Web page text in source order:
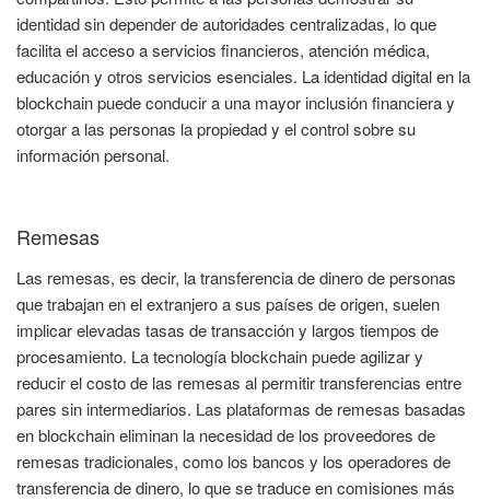
identidad sin depender de autoridades centralizadas, lo que
facilita el acceso a servicios financieros, atención médica,
educación y otros servicios esenciales. La identidad digital en la
blockchain puede conducir a una mayor inclusión financiera y
otorgar a las personas la propiedad y el control sobre su
información personal.
Remesas
Las remesas, es decir, la transferencia de dinero de personas
que trabajan en el extranjero a sus países de origen, suelen
implicar elevadas tasas de transacción y largos tiempos de
procesamiento. La tecnología blockchain puede agilizar y
reducir el costo de las remesas al permitir transferencias entre
pares sin intermediarios. Las plataformas de remesas basadas
en blockchain eliminan la necesidad de los proveedores de
remesas tradicionales, como los bancos y los operadores de
transferencia de dinero, lo que se traduce en comisiones más